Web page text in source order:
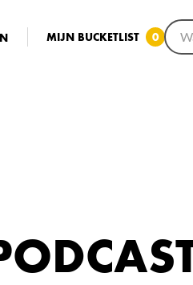
MIJN BUCKETLIST 0